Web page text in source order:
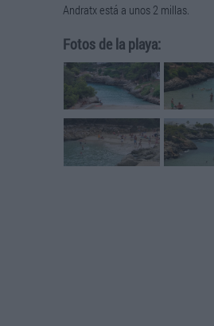
Andratx está a unos 2 millas.
Fotos de la playa: